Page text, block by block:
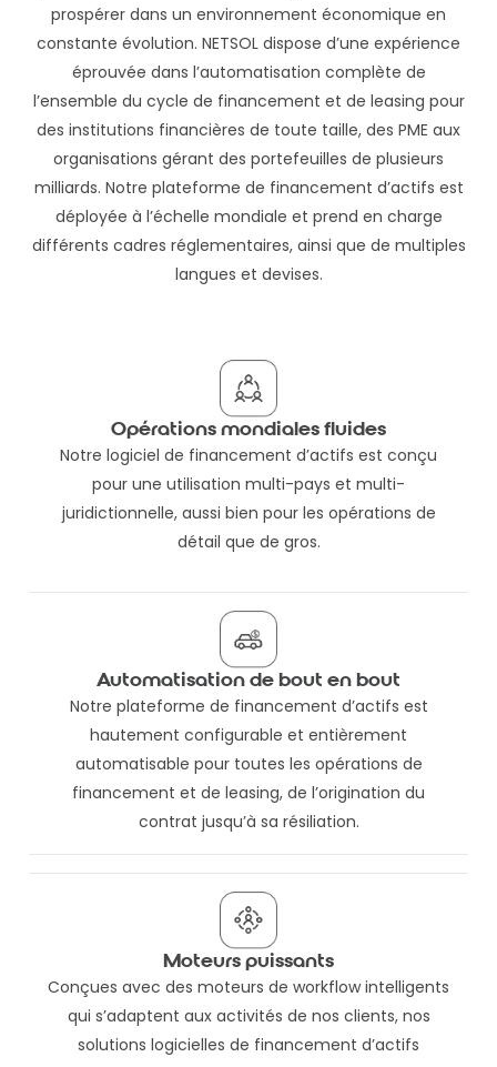
prospérer dans un environnement économique en
constante évolution. NETSOL dispose d’une expérience
éprouvée dans l’automatisation complète de
l’ensemble du cycle de financement et de leasing pour
des institutions financières de toute taille, des PME aux
organisations gérant des portefeuilles de plusieurs
milliards. Notre plateforme de financement d’actifs est
déployée à l’échelle mondiale et prend en charge
différents cadres réglementaires, ainsi que de multiples
langues et devises.
Opérations mondiales fluides
Notre logiciel de financement d’actifs est conçu
pour une utilisation multi-pays et multi-
juridictionnelle, aussi bien pour les opérations de
détail que de gros.
Automatisation de bout en bout
Notre plateforme de financement d’actifs est
hautement configurable et entièrement
automatisable pour toutes les opérations de
financement et de leasing, de l’origination du
contrat jusqu’à sa résiliation.
Moteurs puissants
Conçues avec des moteurs de workflow intelligents
qui s’adaptent aux activités de nos clients, nos
solutions logicielles de financement d’actifs